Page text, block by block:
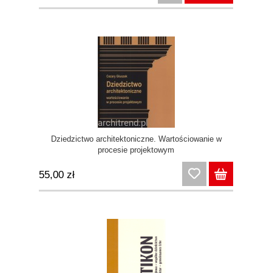
Dziedzictwo architektoniczne. Wartościowanie w
procesie projektowym
55,00 zł